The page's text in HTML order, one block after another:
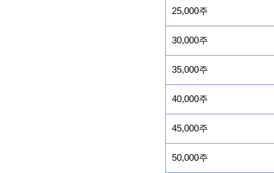
25,000주
30,000주
35,000주
40,000주
45,000주
50,000주